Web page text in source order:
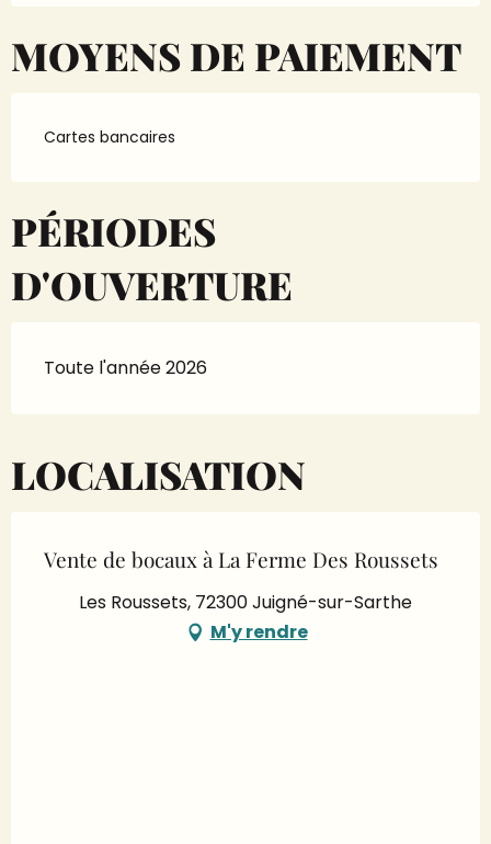
MOYENS DE PAIEMENT
Cartes bancaires
PÉRIODES
D'OUVERTURE
Toute l'année 2026
LOCALISATION
Vente de bocaux à La Ferme Des Roussets
Les Roussets, 72300 Juigné-sur-Sarthe
M'y rendre